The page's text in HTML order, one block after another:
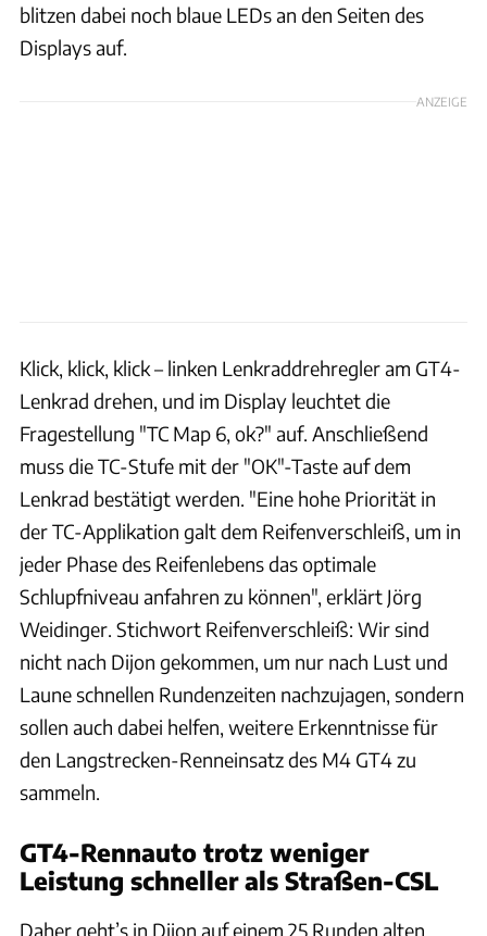
blitzen dabei noch blaue LEDs an den Seiten des
Displays auf.
ANZEIGE
Klick, klick, klick – linken Lenkraddrehregler am GT4-
Lenkrad drehen, und im Display leuchtet die
Fragestellung "TC Map 6, ok?" auf. Anschließend
muss die TC-Stufe mit der "OK"-Taste auf dem
Lenkrad bestätigt werden. "Eine hohe Priorität in
der TC-Applikation galt dem Reifenverschleiß, um in
jeder Phase des Reifenlebens das optimale
Schlupfniveau anfahren zu können", erklärt Jörg
Weidinger. Stichwort Reifenverschleiß: Wir sind
nicht nach Dijon gekommen, um nur nach Lust und
Laune schnellen Rundenzeiten nachzujagen, sondern
sollen auch dabei helfen, weitere Erkenntnisse für
den Langstrecken-Renneinsatz des M4 GT4 zu
sammeln.
GT4-Rennauto trotz weniger
Leistung schneller als Straßen-CSL
Daher geht’s in Dijon auf einem 25 Runden alten